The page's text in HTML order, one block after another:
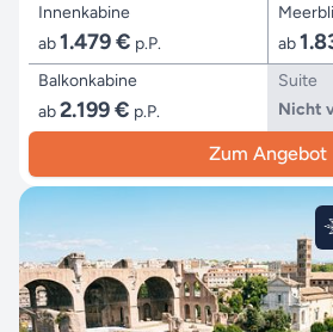
Innenkabine
ab1.479 € p.P.
ab
Balkonkabine
ab2.199 € p.P.
Suite
Nicht
Zum Angebot